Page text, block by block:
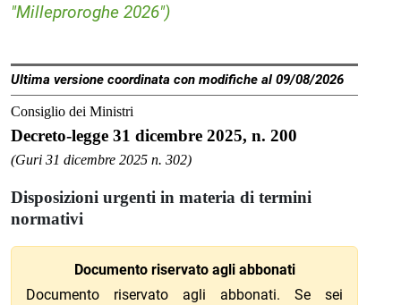
"Milleproroghe 2026")
Ultima versione coordinata con modifiche al 09/08/2026
Consiglio dei Ministri
Decreto-legge 31 dicembre 2025, n. 200
(Guri 31 dicembre 2025 n. 302)
Disposizioni urgenti in materia di termini
normativi
Documento riservato agli abbonati
Documento riservato agli abbonati. Se sei